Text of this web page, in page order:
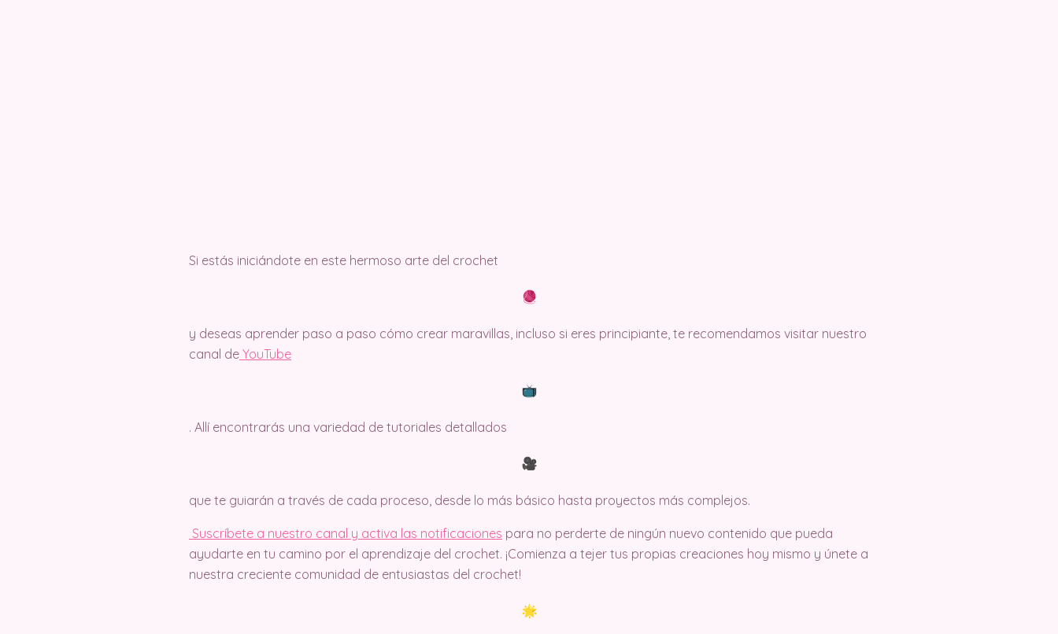
Si estás iniciándote en este hermoso arte del crochet
y deseas aprender paso a paso cómo crear maravillas, incluso si eres principiante, te recomendamos visitar nuestro
canal de YouTube
. Allí encontrarás una variedad de tutoriales detallados
que te guiarán a través de cada proceso, desde lo más básico hasta proyectos más complejos.
Suscríbete a nuestro canal y activa las notificaciones para no perderte de ningún nuevo contenido que pueda
ayudarte en tu camino por el aprendizaje del crochet. ¡Comienza a tejer tus propias creaciones hoy mismo y únete a
nuestra creciente comunidad de entusiastas del crochet!